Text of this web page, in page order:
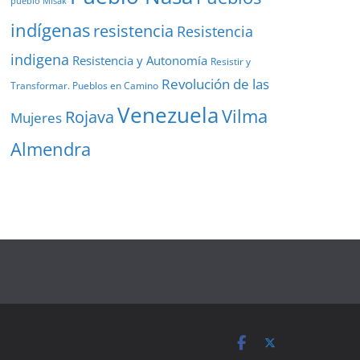
indígenasresistencia Resistencia
indigena Resistencia y Autonomía Resistir y
Transformar. Pueblos en Camino Revolución de las
Mujeres RojavaVenezuelaVilma
Almendra